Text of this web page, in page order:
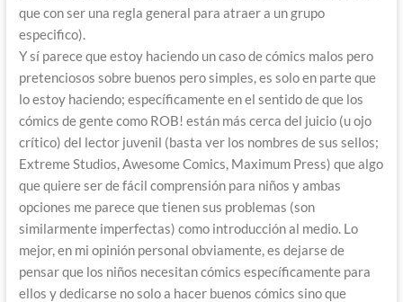
que con ser una regla general para atraer a un grupo
especifico).
Y sí parece que estoy haciendo un caso de cómics malos pero
pretenciosos sobre buenos pero simples, es solo en parte que
lo estoy haciendo; específicamente en el sentido de que los
cómics de gente como ROB! están más cerca del juicio (u ojo
crítico) del lector juvenil (basta ver los nombres de sus sellos;
Extreme Studios, Awesome Comics, Maximum Press) que algo
que quiere ser de fácil comprensión para niños y ambas
opciones me parece que tienen sus problemas (son
similarmente imperfectas) como introducción al medio. Lo
mejor, en mi opinión personal obviamente, es dejarse de
pensar que los niños necesitan cómics específicamente para
ellos y dedicarse no solo a hacer buenos cómics sino que